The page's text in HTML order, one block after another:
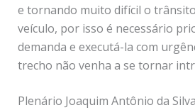
e tornando muito difícil o
veículo, por isso é necessário
demanda e executá-la com
trecho não venha a se tornar
Plenário Joaquim Antônio da